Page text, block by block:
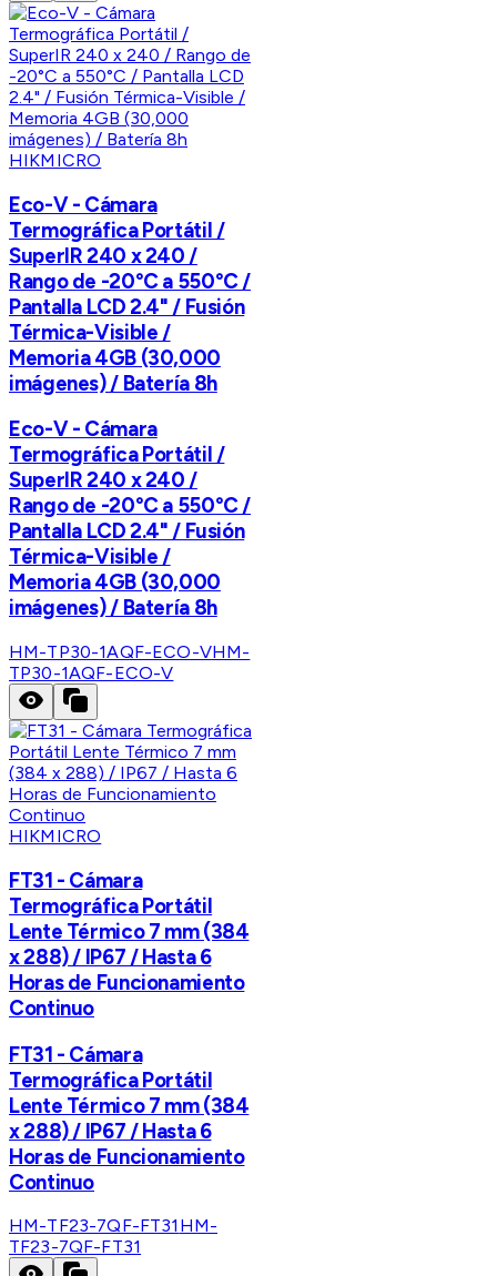
HIKMICRO
Eco-V - Cámara
Termográfica Portátil /
SuperIR 240 x 240 /
Rango de -20°C a 550°C /
Pantalla LCD 2.4" / Fusión
Térmica-Visible /
Memoria 4GB (30,000
imágenes) / Batería 8h
Eco-V - Cámara
Termográfica Portátil /
SuperIR 240 x 240 /
Rango de -20°C a 550°C /
Pantalla LCD 2.4" / Fusión
Térmica-Visible /
Memoria 4GB (30,000
imágenes) / Batería 8h
HM-TP30-1AQF-ECO-VHM-
TP30-1AQF-ECO-V
HIKMICRO
FT31 - Cámara
Termográfica Portátil
Lente Térmico 7 mm (384
x 288) / IP67 / Hasta 6
Horas de Funcionamiento
Continuo
FT31 - Cámara
Termográfica Portátil
Lente Térmico 7 mm (384
x 288) / IP67 / Hasta 6
Horas de Funcionamiento
Continuo
HM-TF23-7QF-FT31 HM-
TF23-7QF-FT31